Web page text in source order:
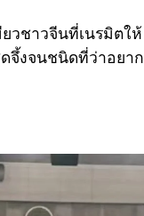
วชาวจีนที่เนรมิตให้
จึ้งจนชนิดที่ว่าอยาก